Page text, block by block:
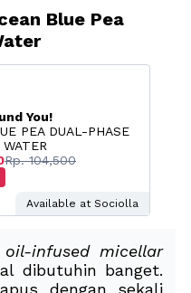
Blue Pea
You!
PEA DUAL-PHASE
Rp. 104,500
Available at Sociolla
oil-infused micellar